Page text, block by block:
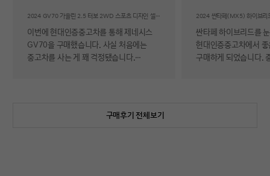
2024 GV70 가솔린 2.5 터보 2WD 스포츠 디자인 셀렉션Ⅱ
이번에 현대인증중고차를 통해 제네시스
GV70을 구매했습니다. 사실 처음에는
중고차를 사는 게 꽤 걱정됐습니다.
보면 예상과 달라서 후회했다는 이야기도
싼타페 하이브리드를
현대인증중고차에서
구매하게 되었습니다.
구매후기 전체보기